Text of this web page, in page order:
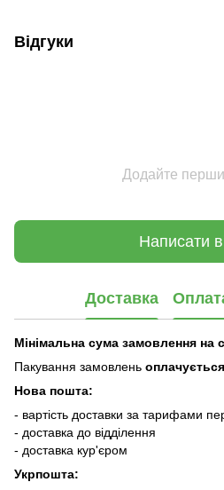
Відгуки
Додайте
Написати
Доставка
Мінімальна сума замовлення на
Пакування замовлень
Нова пошта:
- вартість доставки за тарифами
- доставка до відділення
- доставка кур'єром
Укрпошта: